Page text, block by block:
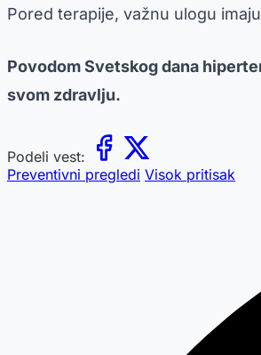
Pored terapije, važnu ulogu
Povodom Svetskog dana
svom zdravlju.
Podeli vest:
Preventivni pregledi Visok pritisak